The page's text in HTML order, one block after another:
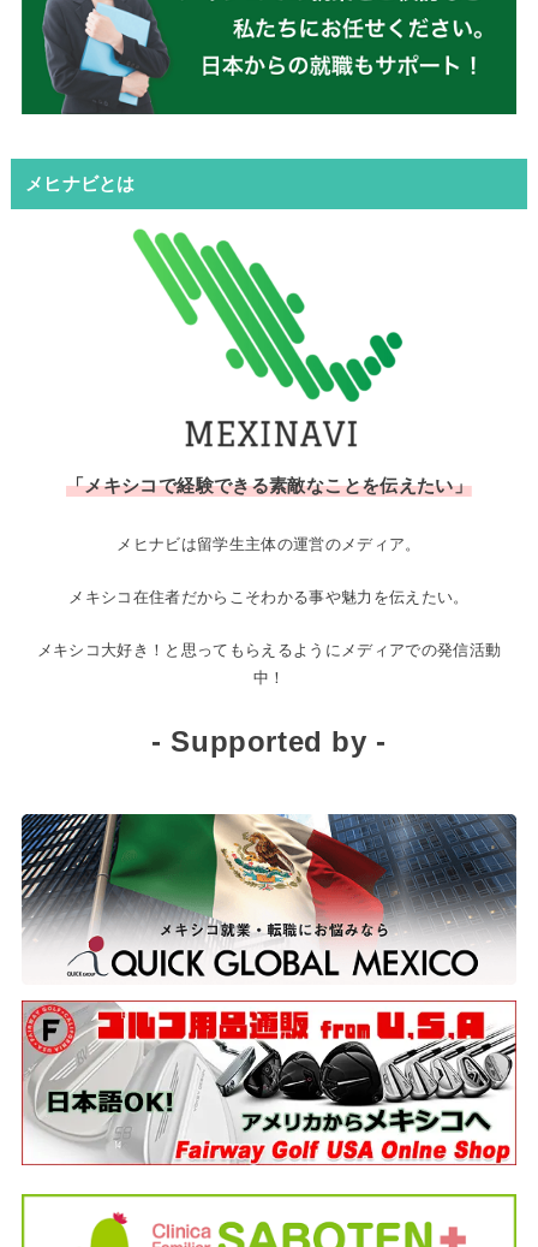
メヒナビとは
「メキシコで経験できる素敵なことを伝えたい」
メヒナビは留学生主体の運営のメディア。
メキシコ在住者だからこそわかる事や魅力を伝えたい。
メキシコ大好き！と思ってもらえるようにメディアでの発信活動
中！
- Supported by -